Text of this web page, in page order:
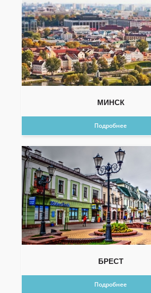
МИНСК
Подробнее
БРЕСТ
Подробнее